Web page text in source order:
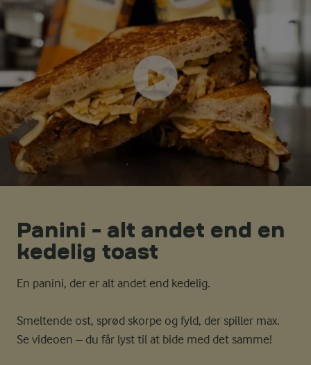
Panini - alt andet end en
kedelig toast
En panini, der er alt andet end kedelig.
Smeltende ost, sprød skorpe og fyld, der spiller max.
Se videoen – du får lyst til at bide med det samme!